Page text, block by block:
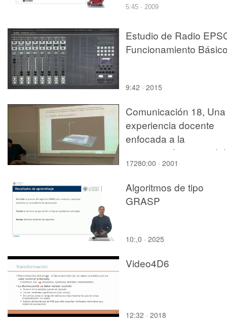
5:45 · 2009
Estudio de Radio
Funcionamiento
9:42 · 2015
Comunicación 18, Una
experiencia docente
enfocada a la
participación activa del
alumno (JIE)
17280:00 · 2001
Algoritmos de tipo
GRASP
10:,0 · 2025
Video4D6
12:32 · 2018